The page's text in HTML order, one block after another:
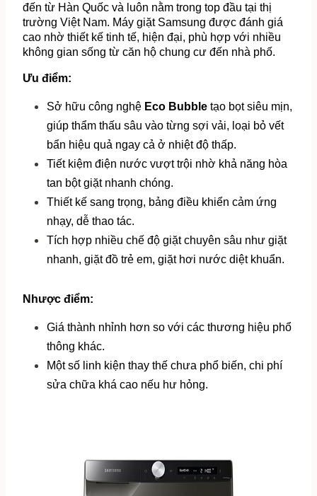
đến từ Hàn Quốc và luôn nằm trong top đầu tại thị
trường Việt Nam. Máy giặt Samsung được đánh giá
cao nhờ thiết kế tinh tế, hiện đại, phù hợp với nhiều
không gian sống từ căn hộ chung cư đến nhà phố.
Ưu điểm:
Sở hữu công nghệ Eco Bubble tạo bọt siêu mịn,
giúp thẩm thấu sâu vào từng sợi vải, loại bỏ vết
bẩn hiệu quả ngay cả ở nhiệt độ thấp.
Tiết kiệm điện nước vượt trội nhờ khả năng hòa
tan bột giặt nhanh chóng.
Thiết kế sang trọng, bảng điều khiển cảm ứng
nhạy, dễ thao tác.
Tích hợp nhiều chế độ giặt chuyên sâu như giặt
nhanh, giặt đồ trẻ em, giặt hơi nước diệt khuẩn.
Nhược điểm:
Giá thành nhỉnh hơn so với các thương hiệu phổ
thông khác.
Một số linh kiện thay thế chưa phổ biến, chi phí
sửa chữa khá cao nếu hư hỏng.